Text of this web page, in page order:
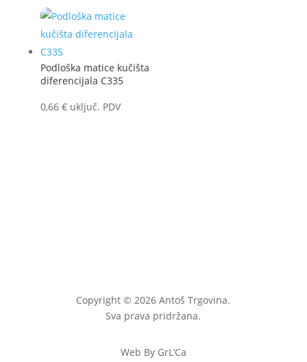
Podloška matice kučišta
diferencijala C335
0,66 € uključ. PDV
Copyright © 2026 Antoš Trgovina.
Sva prava pridržana.
Web By GrL’Ca